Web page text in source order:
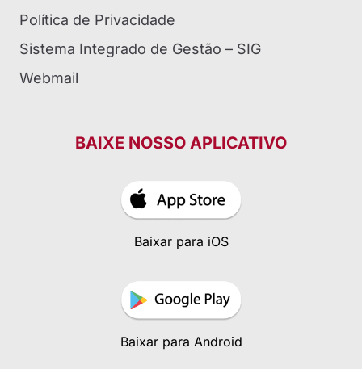
Política de Privacidade
Sistema Integrado de Gestão – SIG
Webmail
BAIXE NOSSO APLICATIVO
Baixar para iOS
Baixar para Android